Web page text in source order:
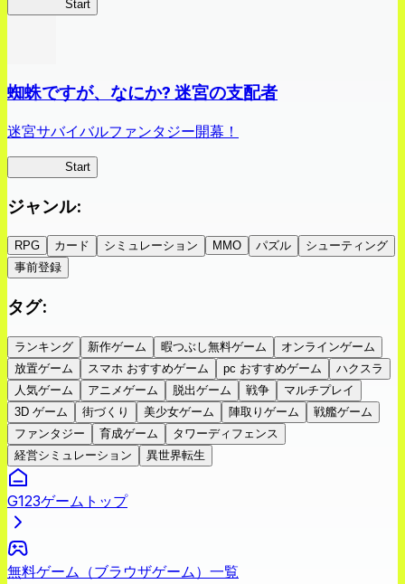
Start
蜘蛛ですが、なにか? 迷宮の支配者
迷宮サバイバルファンタジー開幕！
Start
ジャンル:
RPG カード シミュレーション MMO パズル
シューティング
事前登録
タグ:
ランキング 新作ゲーム 暇つぶし無料ゲーム
オンラインゲーム
放置ゲーム
スマホ おすすめゲーム pc おすすめゲーム
ハクスラ
人気ゲーム
アニメゲーム 脱出ゲーム 戦争
マルチプレイ
3D ゲーム
街づくり 美少女ゲーム 陣取りゲーム
戦艦ゲーム
ファンタジー
育成ゲーム
タワーディフェンス
経営シミュレーション
異世界転生
G123ゲームトップ
無料ゲーム（ブラウザゲーム）一覧